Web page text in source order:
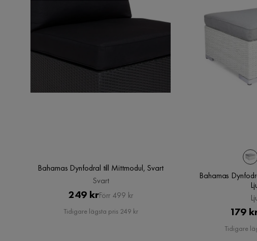
Bahamas Dynfodral till Mittmodul, Svart
Svart
Pris
249 krOriginal
Pris
Förr 499 kr
Tidigare lägsta pris 249 kr
Bahamas
179
Tidigare